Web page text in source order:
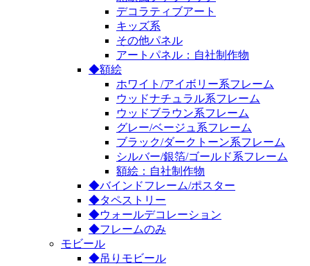
デコラティブアート
キッズ系
その他パネル
アートパネル：自社制作物
◆額絵
ホワイト/アイボリー系フレーム
ウッドナチュラル系フレーム
ウッドブラウン系フレーム
グレー/ベージュ系フレーム
ブラック/ダークトーン系フレーム
シルバー/銀箔/ゴールド系フレーム
額絵：自社制作物
◆バインドフレーム/ポスター
◆タペストリー
◆ウォールデコレーション
◆フレームのみ
モビール
◆吊りモビール